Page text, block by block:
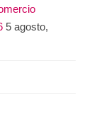
5 agosto,